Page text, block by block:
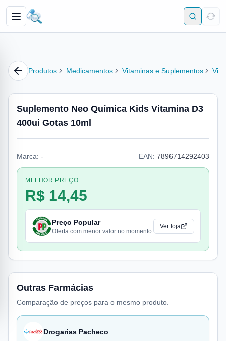
Produtos Medicamentos Vitaminas e Suplementos
Suplemento Neo Química Kids Vitamina D3
400ui Gotas 10ml
Marca: - EAN: 7896714292403
MELHOR PREÇO
R$ 14,45
Preço Popular
Oferta com menor valor no momento
Ver loja
Outras Farmácias
Comparação de preços para o mesmo produto.
Drogarias Pacheco